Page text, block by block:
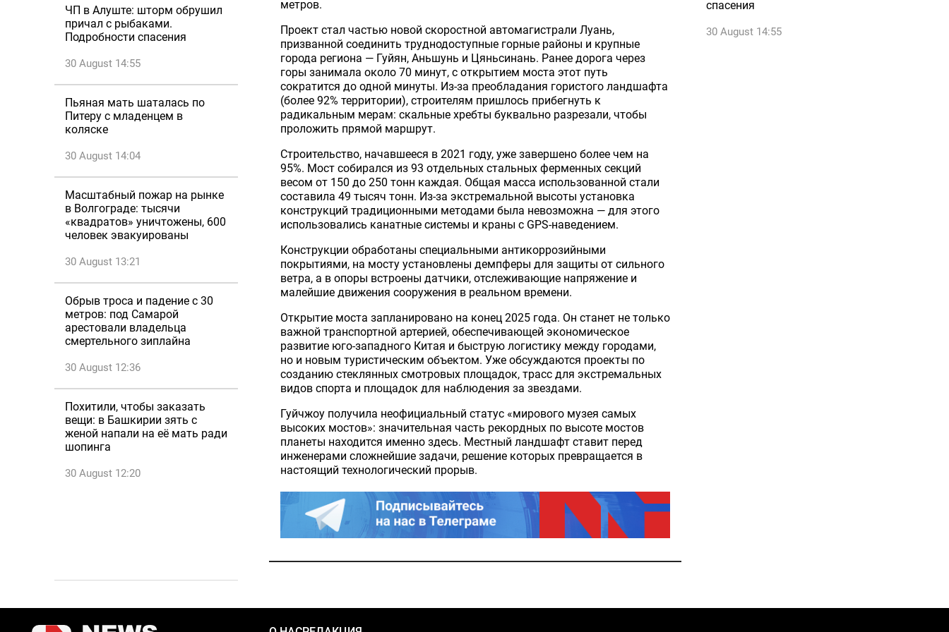
ЧП в Алуште: шторм обрушил
причал с рыбаками.
Подробности спасения
30 August 14:55
Пьяная мать шаталась по
Питеру с младенцем в
коляске
30 August 14:04
Масштабный пожар на рынке
в Волгограде: тысячи
«квадратов» уничтожены, 600
человек эвакуированы
30 August 13:21
Обрыв троса и падение с 30
метров: под Самарой
арестовали владельца
смертельного зиплайна
30 August 12:36
Похитили, чтобы заказать
вещи: в Башкирии зять с
женой напали на её мать ради
шопинга
30 August 12:20
метров.
Проект стал частью новой скоростной автомагистрали Луань,
призванной соединить труднодоступные горные районы и крупные
города региона — Гуйян, Аньшунь и Цяньсинань. Ранее дорога через
горы занимала около 70 минут, с открытием моста этот путь
сократится до одной минуты. Из-за преобладания гористого ландшафта
(более 92% территории), строителям пришлось прибегнуть к
радикальным мерам: скальные хребты буквально разрезали, чтобы
проложить прямой маршрут.
Строительство, начавшееся в 2021 году, уже завершено более чем на
95%. Мост собирался из 93 отдельных стальных ферменных секций
весом от 150 до 250 тонн каждая. Общая масса использованной стали
составила 49 тысяч тонн. Из-за экстремальной высоты установка
конструкций традиционными методами была невозможна — для этого
использовались канатные системы и краны с GPS-наведением.
Конструкции обработаны специальными антикоррозийными
покрытиями, на мосту установлены демпферы для защиты от сильного
ветра, а в опоры встроены датчики, отслеживающие напряжение и
малейшие движения сооружения в реальном времени.
Открытие моста запланировано на конец 2025 года. Он станет не только
важной транспортной артерией, обеспечивающей экономическое
развитие юго-западного Китая и быструю логистику между городами,
но и новым туристическим объектом. Уже обсуждаются проекты по
созданию стеклянных смотровых площадок, трасс для экстремальных
видов спорта и площадок для наблюдения за звездами.
Гуйчжоу получила неофициальный статус «мирового музея самых
высоких мостов»: значительная часть рекордных по высоте мостов
планеты находится именно здесь. Местный ландшафт ставит перед
инженерами сложнейшие задачи, решение которых превращается в
настоящий технологический прорыв.
спасения
30 August 14:55